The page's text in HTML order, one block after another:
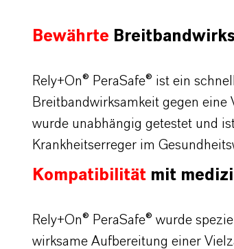
Bewährte
Rely+On® PeraSafe® ist ein
Breitbandwirksamkeit gegen
wurde unabhängig getestet und
Krankheitserreger im
Kompatibilität mit
Rely+On® PeraSafe® wurde
wirksame Aufbereitung einer